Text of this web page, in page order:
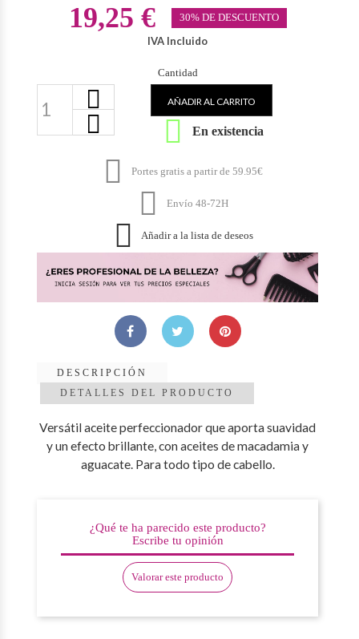
19,25 € 30% DE DESCUENTO
IVA Incluido
Cantidad
AÑADIR AL CARRITO
 En existencia
 Portes gratis a partir de 59.95€
 Envío 48-72H
 Añadir a la lista de deseos
DESCRIPCIÓN
DETALLES DEL PRODUCTO
Versátil aceite perfeccionador que aporta suavidad
y un efecto brillante, con aceites de macadamia y
aguacate. Para todo tipo de cabello.
¿Qué te ha parecido este producto?
Escribe tu opinión
Valorar este producto